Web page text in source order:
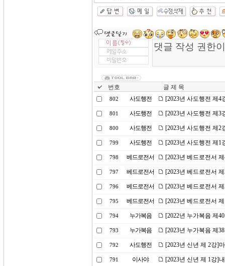
번호 글 제 목
802 사도행전 [2023년 사도행전 제
801 사도행전 [2023년 사도행전 제
800 사도행전 [2023년 사도행전 제2
799 사도행전 [2023년 사도행전 제
798 베드로전서 [2023년 베드로전서
797 베드로전서 [2023년 베드로전서
796 베드로전서 [2023년 베드로전서
795 베드로전서 [2023년 베드로전서
794 누가복음 [2022년 누가복음 제
793 누가복음 [2023년 누가복음 제
792 사도행전 [2023년 신년 제 2강]
791 이사야 [2023년 신년 제 1강]